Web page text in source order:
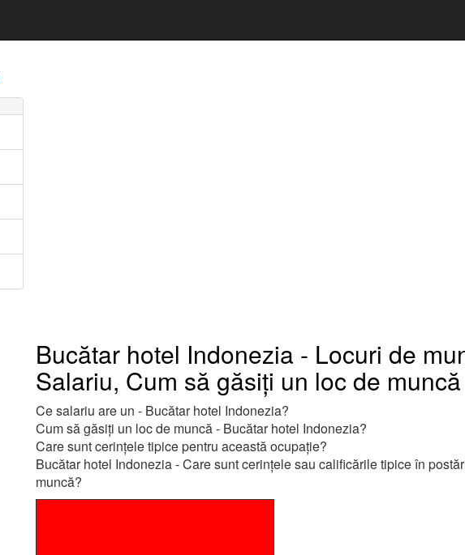
Bucătar hotel Indonezia - Locuri de
Salariu, Cum să găsiți un loc de muncă
Ce salariu are un - Bucătar hotel Indonezia?
Cum să găsiți un loc de muncă - Bucătar hotel Indonezia?
Care sunt cerințele tipice pentru această ocupație?
Bucătar hotel Indonezia - Care sunt cerințele sau calificările tipice în
muncă?